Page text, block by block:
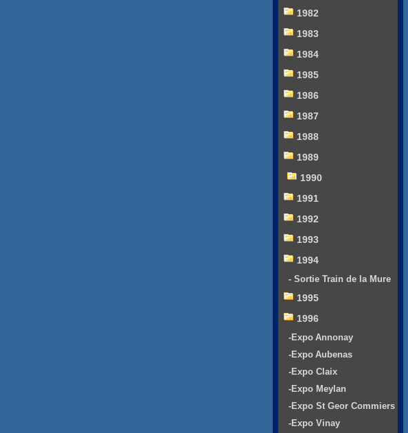
1982
1983
1984
1985
1986
1987
1988
1989
1990
1991
1992
1993
1994
- Sortie Train de la Mure
1995
1996
-Expo Annonay
-Expo Aubenas
-Expo Claix
-Expo Meylan
-Expo St Geor Commiers
-Expo Vinay